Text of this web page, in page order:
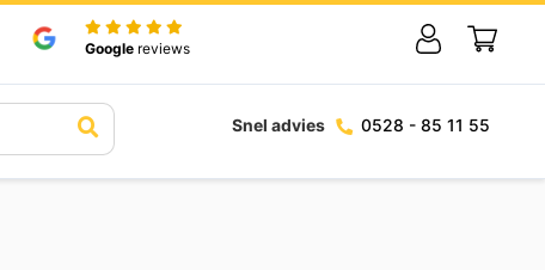
Google reviews
Snel advies 0528 - 85 11 55